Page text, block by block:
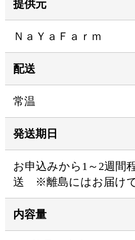
提供元
ＮａＹａＦａｒｍ
配送
常温
発送期日
お申込みから1～2週間
送 ※離島にはお届けで
内容量